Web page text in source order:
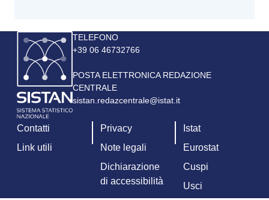
Immagine
TELEFONO
+39 06 46732766
POSTA ELETTRONICA REDAZIONE
CENTRALE
sistan.redazcentrale@istat.it
Contatti
Link utili
Privacy
Note legali
Dichiarazione
di accessibilità
Istat
Eurostat
Cuspi
Usci